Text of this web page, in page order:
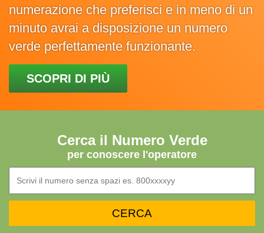
numerazione che preferisci e in meno di un
minuto avrai a disposizione un numero
verde perfettamente funzionante.
SCOPRI DI PIÙ
Cerca il Numero Verde
per conoscere l'operatore